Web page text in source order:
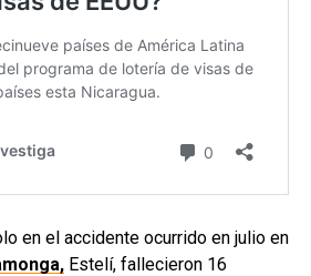
en el accidente ocurrido en julio en
Estelí, fallecieron 16